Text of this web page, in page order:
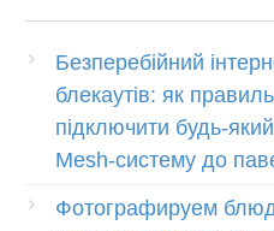
Безперебійний
блекаутів: як
підключити будь-
Mesh-систему до
Фотографируем